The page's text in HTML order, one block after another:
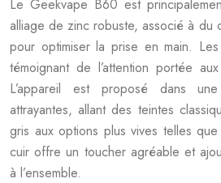
Le Geekvape B60 est
alliage de zinc robuste, associé à du
pour optimiser la prise en main.
témoignant de l’attention portée
L’appareil est proposé dans
attrayantes, allant des teintes
gris aux options plus vives telles
cuir offre un toucher agréable et
à l’ensemble.